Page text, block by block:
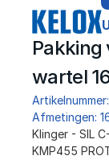
Pakking
wartel
Afmetingen:
Klinger - SIL
KMP455